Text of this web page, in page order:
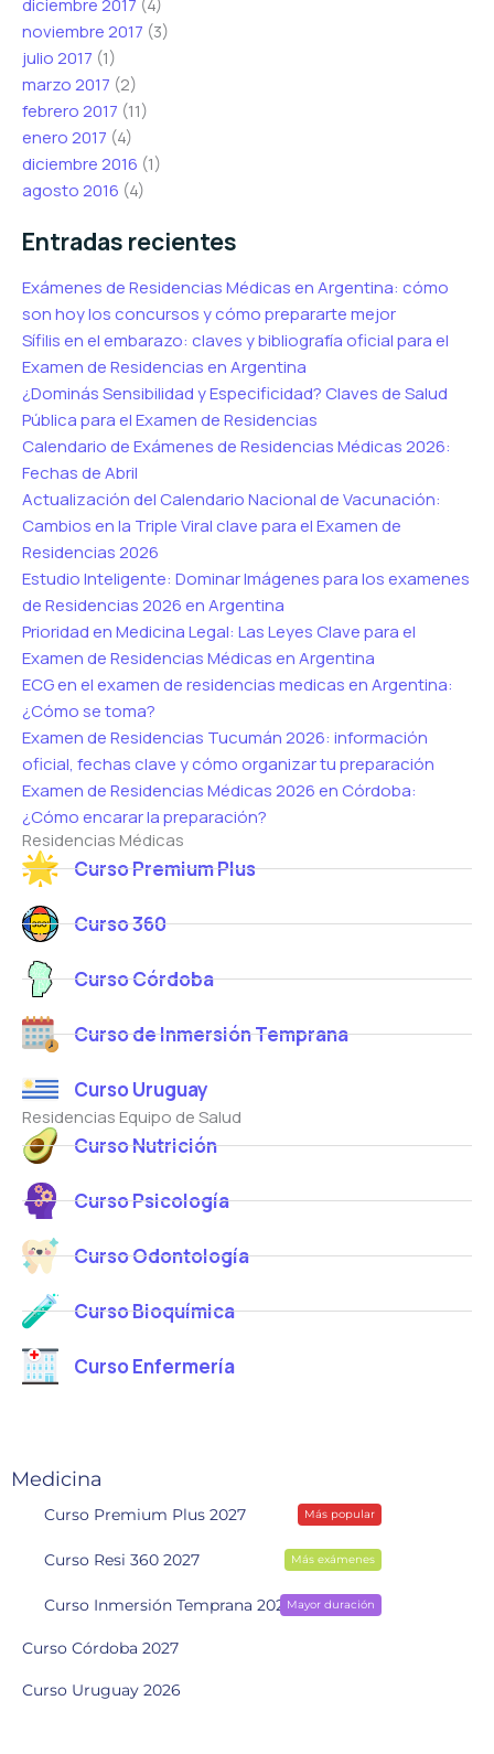
diciembre 2017 (4)
noviembre 2017 (3)
julio 2017 (1)
marzo 2017 (2)
febrero 2017 (11)
enero 2017 (4)
diciembre 2016 (1)
agosto 2016 (4)
Entradas recientes
Exámenes de Residencias Médicas en Argentina: cómo
son hoy los concursos y cómo prepararte mejor
Sífilis en el embarazo: claves y bibliografía oficial para el
Examen de Residencias en Argentina
¿Dominás Sensibilidad y Especificidad? Claves de Salud
Pública para el Examen de Residencias
Calendario de Exámenes de Residencias Médicas 2026:
Fechas de Abril
Actualización del Calendario Nacional de Vacunación:
Cambios en la Triple Viral clave para el Examen de
Residencias 2026
Estudio Inteligente: Dominar Imágenes para los examenes
de Residencias 2026 en Argentina
Prioridad en Medicina Legal: Las Leyes Clave para el
Examen de Residencias Médicas en Argentina
ECG en el examen de residencias medicas en Argentina:
¿Cómo se toma?
Examen de Residencias Tucumán 2026: información
oficial, fechas clave y cómo organizar tu preparación
Examen de Residencias Médicas 2026 en Córdoba:
¿Cómo encarar la preparación?
Residencias Médicas
Curso Premium Plus
Curso 360
Curso Córdoba
Curso de Inmersión Temprana
Curso Uruguay
Residencias Equipo de Salud
Curso Nutrición
Curso Psicología
Curso Odontología
Curso Bioquímica
Curso Enfermería
Medicina
Curso Premium Plus 2027 Más popular
Curso Resi 360 2027 Más exámenes
Curso Inmersión Temprana 2028Mayor duración
Curso Córdoba 2027
Curso Uruguay 2026